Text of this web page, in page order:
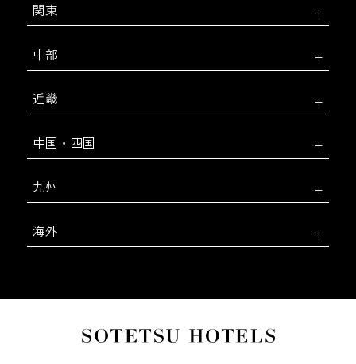
関東
中部
近畿
中国・四国
九州
海外